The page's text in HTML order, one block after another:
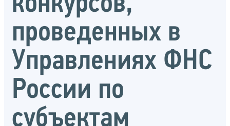
проведенных в
Управлениях ФНС
России по
субъектам